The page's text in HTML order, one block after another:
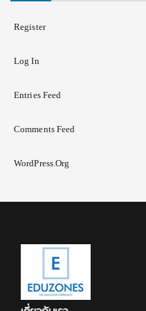
Register
Log In
Entries Feed
Comments Feed
WordPress.org